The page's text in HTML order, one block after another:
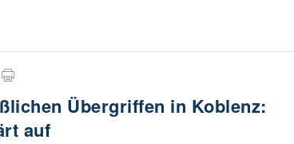
Übergriffen in Koblenz:
auf